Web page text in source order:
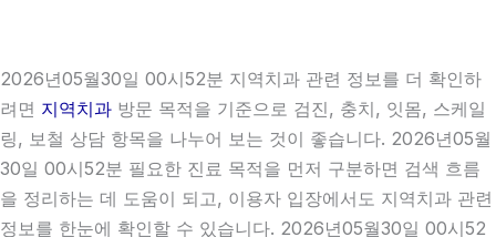
2026년05월30일 00시52분 지역치과 관련 정보를 더 확인하
려면 지역치과 방문 목적을 기준으로 검진, 충치, 잇몸, 스케일
링, 보철 상담 항목을 나누어 보는 것이 좋습니다. 2026년05월
30일 00시52분 필요한 진료 목적을 먼저 구분하면 검색 흐름
을 정리하는 데 도움이 되고, 이용자 입장에서도 지역치과 관련
정보를 한눈에 확인할 수 있습니다. 2026년05월30일 00시52